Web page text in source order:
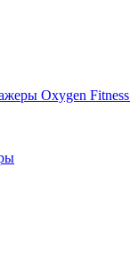
Oxygen Fitness